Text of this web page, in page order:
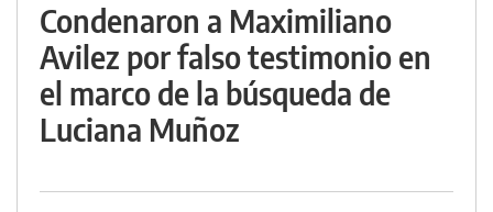
Condenaron a Maximiliano
Avilez por falso testimonio en
el marco de la búsqueda de
Luciana Muñoz